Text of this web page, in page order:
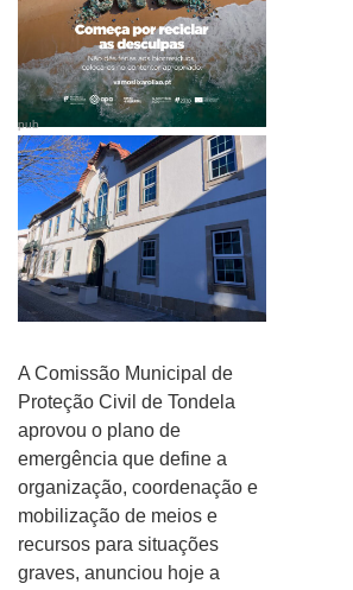
pub
A Comissão Municipal de
Proteção Civil de Tondela
aprovou o plano de
emergência que define a
organização, coordenação e
mobilização de meios e
recursos para situações
graves, anunciou hoje a